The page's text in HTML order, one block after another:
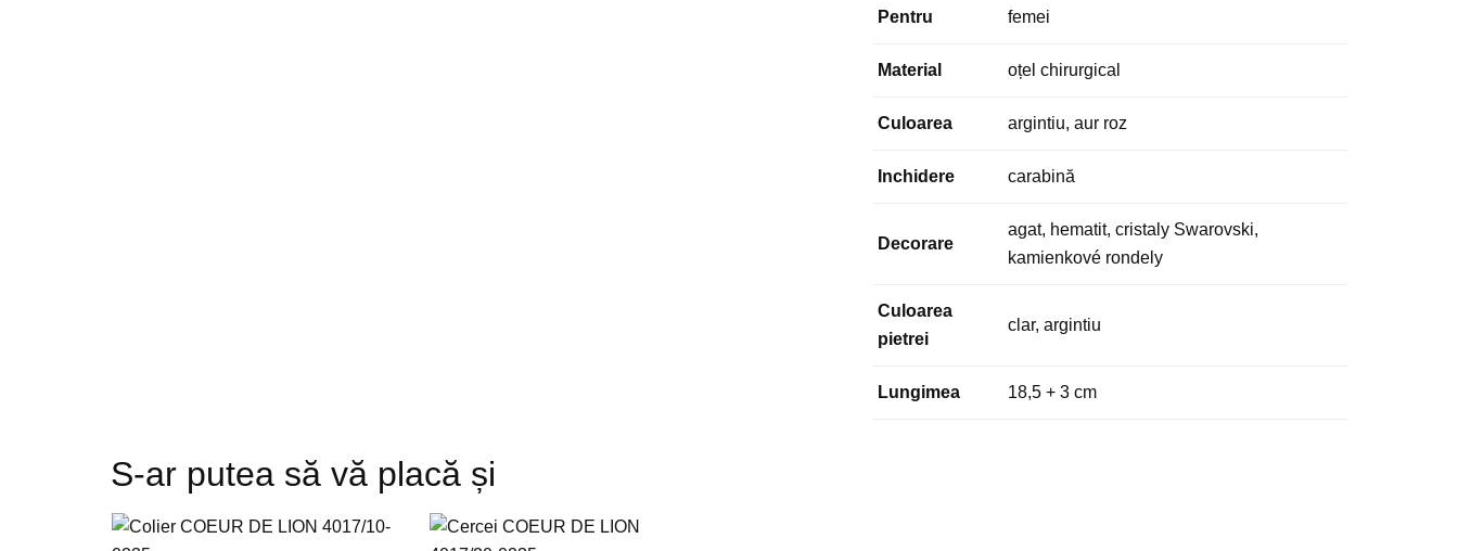
Pentru femei
Material oțel chirurgical
Culoarea argintiu, aur roz
Inchidere carabină
Decorare
agat, hematit, cristaly Swarovski,
kamienkové rondely
Culoarea
pietrei
clar, argintiu
Lungimea 18,5 + 3 cm
S-ar putea să vă placă și